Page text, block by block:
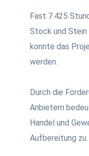
Fast 7.425
Stock und Stein
konnte das
werden.
Durch die
Anbietern
Handel und
Aufbereitung zu